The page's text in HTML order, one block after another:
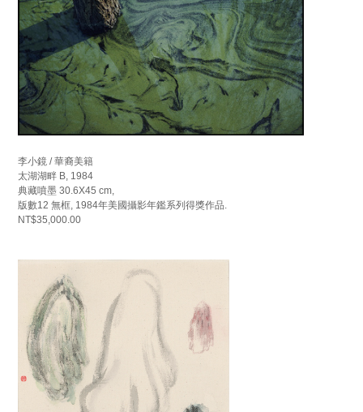
李小鏡 / 華裔美籍
太湖湖畔 B, 1984
典藏噴墨 30.6X45 cm,
版數12 無框, 1984年美國攝影年鑑系列得獎作品.
NT$35,000.00